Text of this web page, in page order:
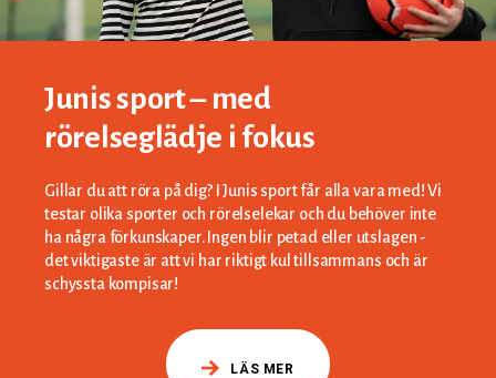
Junis sport – med
rörelseglädje i fokus
Gillar du att röra på dig? I Junis sport får alla vara med! Vi
testar olika sporter och rörelselekar och du behöver inte
ha några förkunskaper. Ingen blir petad eller utslagen -
det viktigaste är att vi har riktigt kul tillsammans och är
schyssta kompisar!
LÄS MER